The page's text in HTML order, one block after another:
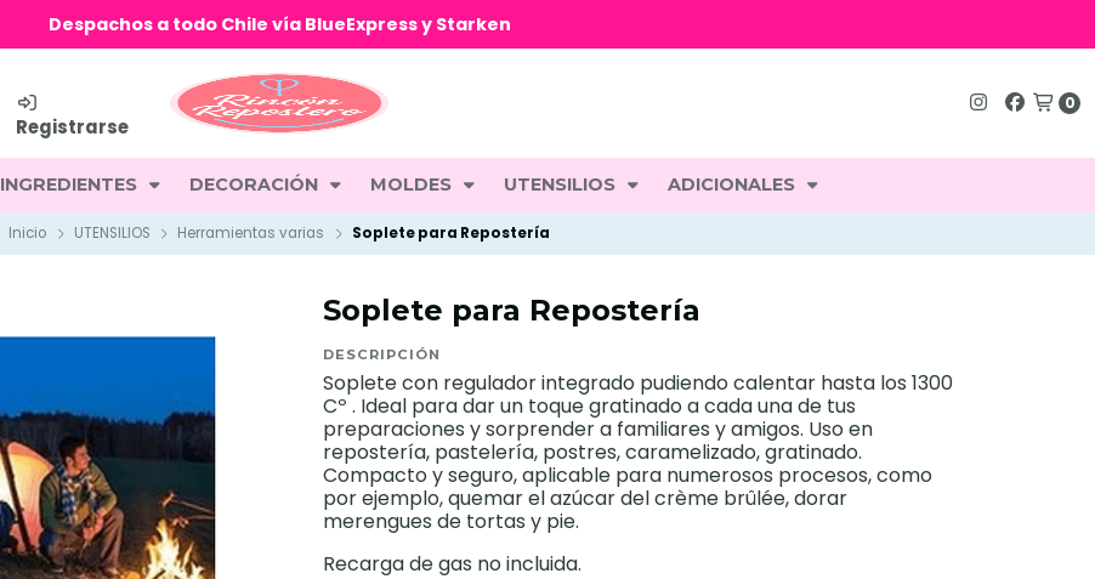
Registrarse
0
INGREDIENTES DECORACIÓN MOLDES UTENSILIOS ADICIONALES
Despachos a todo Chile vía BlueExpress y Starken
Inicio UTENSILIOS Herramientas varias Soplete para Repostería
Soplete para Repostería
DESCRIPCIÓN
Soplete con regulador integrado pudiendo calentar hasta los 1300
Cº . Ideal para dar un toque gratinado a cada una de tus
preparaciones y sorprender a familiares y amigos. Uso en
repostería, pastelería, postres, caramelizado, gratinado.
Compacto y seguro, aplicable para numerosos procesos, como
por ejemplo, quemar el azúcar del crème brûlée, dorar
merengues de tortas y pie.
Recarga de gas no incluida.